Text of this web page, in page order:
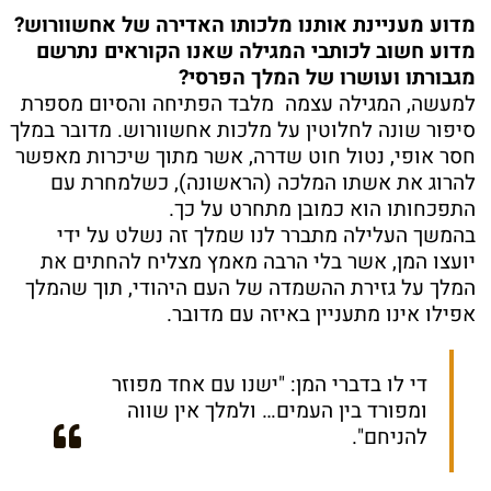
מדוע מעניינת אותנו מלכותו האדירה של אחשוורוש?
מדוע חשוב לכותבי המגילה שאנו הקוראים נתרשם
מגבורתו ועושרו של המלך הפרסי?
למעשה, המגילה עצמה מלבד הפתיחה והסיום מספרת
סיפור שונה לחלוטין על מלכות אחשוורוש. מדובר במלך
חסר אופי, נטול חוט שדרה, אשר מתוך שיכרות מאפשר
להרוג את אשתו המלכה (הראשונה), כשלמחרת עם
התפכחותו הוא כמובן מתחרט על כך.
בהמשך העלילה מתברר לנו שמלך זה נשלט על ידי
יועצו המן, אשר בלי הרבה מאמץ מצליח להחתים את
המלך על גזירת ההשמדה של העם היהודי, תוך שהמלך
אפילו אינו מתעניין באיזה עם מדובר.
די לו בדברי המן: "ישנו עם אחד מפוזר
ומפורד בין העמים… ולמלך אין שווה
להניחם".